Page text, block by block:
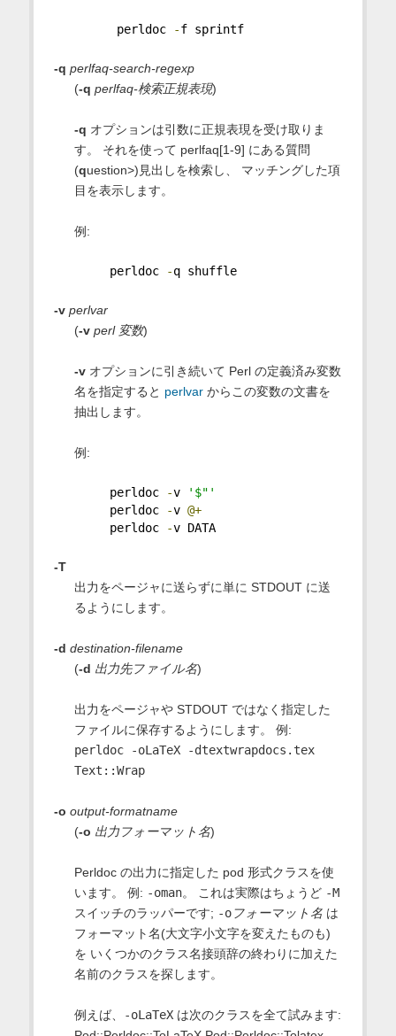
perldoc -f sprintf
-q perlfaq-search-regexp
(-q perlfaq-検索正規表現)
-q オプションは引数に正規表現を受け取りま
す。 それを使って perlfaq[1-9] にある質問
(question>)見出しを検索し、 マッチングした項
目を表示します。
例:
perldoc -q shuffle
-v perlvar
(-v perl 変数)
-vオプションに引き続いて Perl の定義済み変数
名を指定すると perlvarからこの変数の文書を
抽出します。
例:
perldoc -v
'$"'
perldoc
-v @+
perldoc
-v DATA
-T
出力をページャに送らずに単に STDOUT に送
るようにします。
-d destination-filename
(-d 出力先ファイル名)
出力をページャや STDOUT ではなく指定した
ファイルに保存するようにします。 例:
perldoc -oLaTeX -dtextwrapdocs.tex
Text::Wrap
-o output-formatname
(-o 出力フォーマット名)
Perldoc の出力に指定した pod 形式クラスを使
います。 例: -oman。 これは実際はちょうど -M
スイッチのラッパーです; -oフォーマット名は
フォーマット名(大文字小文字を変えたものも)
を いくつかのクラス名接頭辞の終わりに加えた
名前のクラスを探します。
例えば、 -oLaTeXは次のクラスを全て試みます: